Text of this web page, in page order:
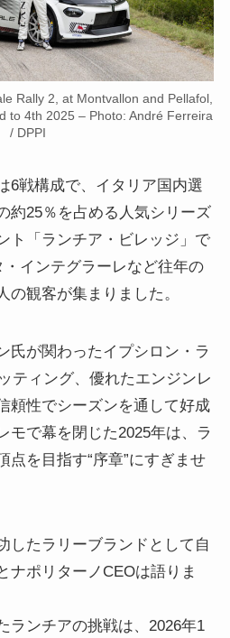
Rally 2, at Montvallon and Pellafol,
to 4th 2025 – Photo: André Ferreira
/ DPPI
6戦構成で、イタリア国内選
約25％を占める人気シリーズ
ト「ランチア・ビレッジ」で
インテグラーレなど往年の
観客が集まりました。
氏が関わったイプシロン・ラ
ティング、優れたエンジンレ
頼性でシーズンを通して好成
モで幕を閉じた2025年は、ラ
点を目指す“序章”にすぎませ
したラリーブランドとして自
ナポリターノCEOは語りま
ランチアの挑戦は、2026年1